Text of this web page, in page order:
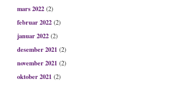
mars 2022 (2)
februar 2022 (2)
januar 2022 (2)
desember 2021 (2)
november 2021 (2)
oktober 2021 (2)